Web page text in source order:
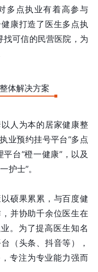
多点执业有着高参与
康打造了医生多点执
找可信的民营医院，为
体解决方案
人为本的居家健康整
业预约挂号平台“多点
台“橙一健康”，以及
护士”。
硕果累累，与百度健
并协助千余位医生在
。为了提高医生知名
（头条、抖音等），
专注为专业能力强而